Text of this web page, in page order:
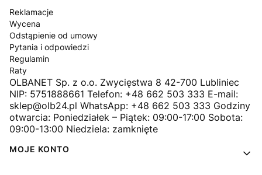
Reklamacje
Wycena
Odstąpienie od umowy
Pytania i odpowiedzi
Regulamin
Raty
OLBANET Sp. z o.o. Zwycięstwa 8 42-700 Lubliniec
NIP: 5751888661 Telefon: +48 662 503 333 E-mail:
sklep@olb24.pl WhatsApp: +48 662 503 333 Godziny
otwarcia: Poniedziałek – Piątek: 09:00-17:00 Sobota:
09:00-13:00 Niedziela: zamknięte
MOJE KONTO